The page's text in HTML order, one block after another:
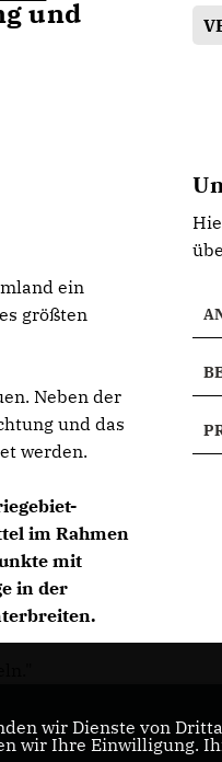
und
ein
größten
Neben der
und das
werden.
im Rahmen
mit
in der
wir Dienste von
wir Ihre Einwilligung.